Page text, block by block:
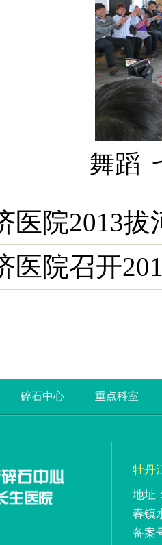
舞蹈
医院2013
医院召开
碎石中心 重点科室
牡丹
地址
春镇
备案